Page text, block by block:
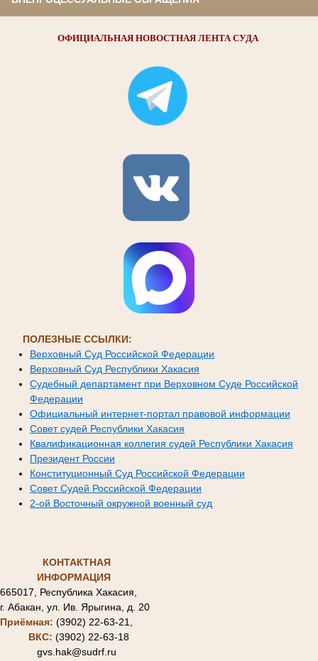
ОФИЦИАЛЬНАЯ НОВОСТНАЯ ЛЕНТА СУДА
ПОЛЕЗНЫЕ ССЫЛКИ:
Верховный Суд Российской Федерации
Верховный Суд Республики Хакасия
Судебный департамент при Верховном Суде Российской
Федерации
Официальный интернет-портал правовой информации
Совет судей Республики Хакасия
Квалификационная коллегия судей Республики Хакасия
Президент России
Конституционный Суд Российской Федерации
Совет Судей Российской Федерации
2-ой Восточный окружной военный суд
КОНТАКТНАЯ
ИНФОРМАЦИЯ
665017, Республика Хакасия,
г. Абакан, ул. Ив. Ярыгина, д. 20
Приёмная: (3902) 22-63-21,
ВКС: (3902) 22-63-18
gvs.hak@sudrf.ru